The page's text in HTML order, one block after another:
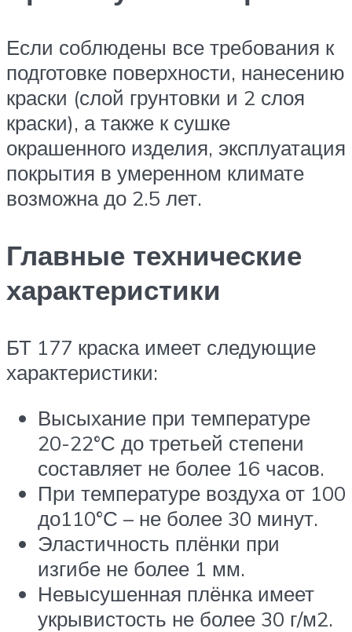
Если соблюдены все требования к
подготовке поверхности, нанесению
краски (слой грунтовки и 2 слоя
краски), а также к сушке
окрашенного изделия, эксплуатация
покрытия в умеренном климате
возможна до 2.5 лет.
Главные технические
характеристики
БТ 177 краска имеет следующие
характеристики:
Высыхание при температуре
20-22°С до третьей степени
составляет не более 16 часов.
При температуре воздуха от 100
до110°С – не более 30 минут.
Эластичность плёнки при
изгибе не более 1 мм.
Невысушенная плёнка имеет
укрывистость не более 30 г/м2.